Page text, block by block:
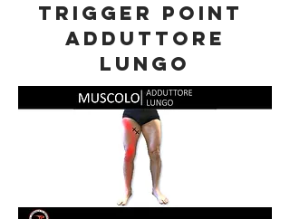
TRIGGER POINT
ADDUTTORE
LUNGO